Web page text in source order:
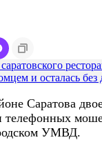
Саратова
телефонных
УМВД.